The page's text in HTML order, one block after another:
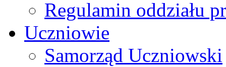
Regulamin oddziału
Uczniowie
Samorząd Uczniowski